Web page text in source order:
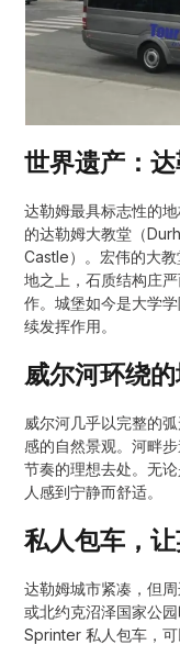
世界遗产：
达勒姆最具标志性的
的达勒姆大教堂（
Castle）。宏伟的大
地之上，石质结构庄
作。城堡如今是大学
续发挥作用。
威尔河环绕
威尔河几乎以完整的
感的自然景观。河畔
节奏的理想去处。无
人感到宁静而舒适。
私人包车，
达勒姆城市紧凑，但
或北约克沼泽国家公
Sprinter 私人包车，可